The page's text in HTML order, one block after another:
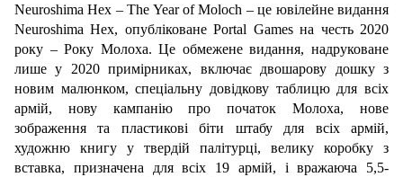
Neuroshima Hex – The Year of Moloch – це ювілейне видання
Neuroshima Hex, опубліковане Portal Games на честь 2020
року – Року Молоха. Це обмежене видання, надруковане
лише у 2020 примірниках, включає двошарову дошку з
новим малюнком, спеціальну довідкову таблицю для всіх
армій, нову кампанію про початок Молоха, нове
зображення та пластикові біти штабу для всіх армій,
художню книгу у твердій палітурці, велику коробку з
вставка, призначена для всіх 19 армій, і вражаюча 5,5-